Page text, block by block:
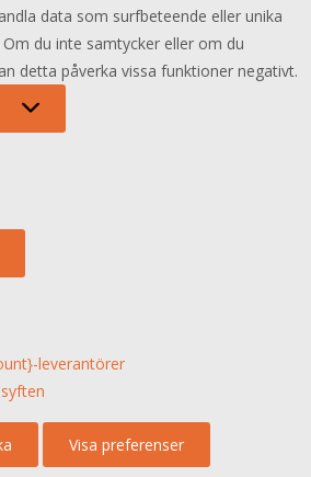
data som surfbeteende eller unika
du inte samtycker eller om du
detta påverka vissa funktioner negativt.
leverantörer
Visa preferenser